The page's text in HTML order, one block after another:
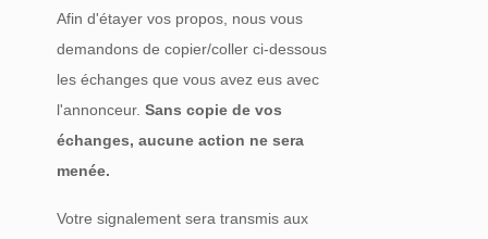
Afin d'étayer vos propos, nous vous
demandons de copier/coller ci-dessous
les échanges que vous avez eus avec
l'annonceur.Sans copie de vos
échanges, aucune action ne sera
menée.
Votre signalement sera transmis aux